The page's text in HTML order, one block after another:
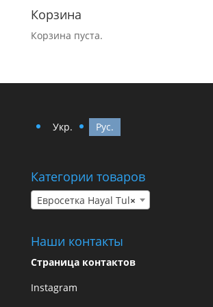
Корзина
Корзина пуста.
Укр. Рус.
Категории товаров
×
Евросетка Hayal Tul
Наши контакты
Страница контактов
Instagram